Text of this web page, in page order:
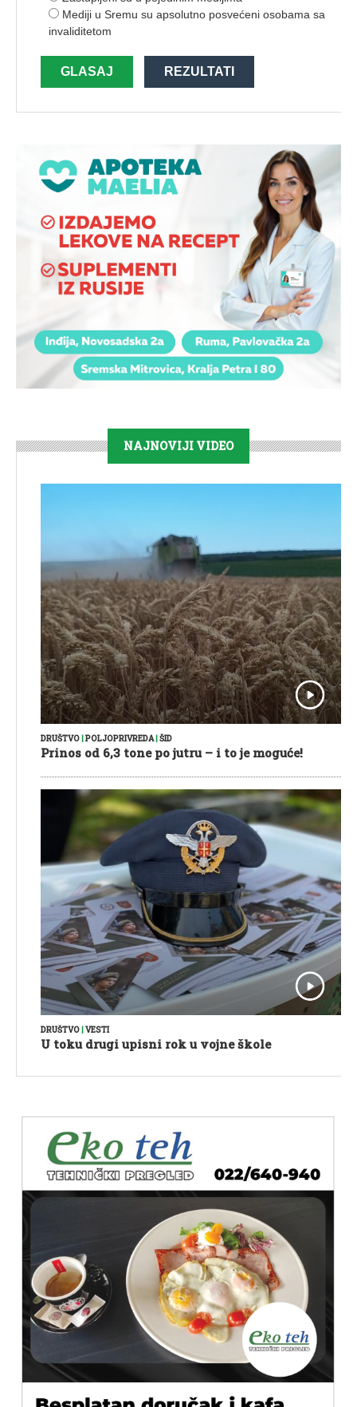
Mediji u Sremu su apsolutno posvećeni osobama sa
invaliditetom
GLASAJ REZULTATI
NAJNOVIJI VIDEO
DRUŠTVO|POLJOPRIVREDA|ŠID
Prinos od 6,3 tone po jutru – i to je moguće!
DRUŠTVO|VESTI
U toku drugi upisni rok u vojne škole